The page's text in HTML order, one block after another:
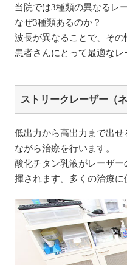
当院では3種類の異なるレ
なぜ3種類あるのか？
波長が異なることで、その
患者さんにとって最適な
ストリークレーザー（
低出力から高出力まで出
ながら治療を行います。
酸化チタン乳液がレーザ
揮されます。多くの治療に